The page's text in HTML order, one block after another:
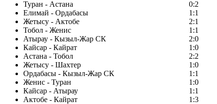
Туран - Астана
0:2
Елимай - Ордабасы
1:1
Жетысу - Актобе
2:1
Тобол - Женис
1:1
Атырау - Кызыл-Жар СК
2:0
Кайсар - Кайрат
1:0
Астана - Тобол
2:2
Жетысу - Шахтер
1:0
Ордабасы - Кызыл-Жар СК
1:1
Женис - Туран
1:0
Кайсар - Атырау
1:1
Актобе - Кайрат
1:3